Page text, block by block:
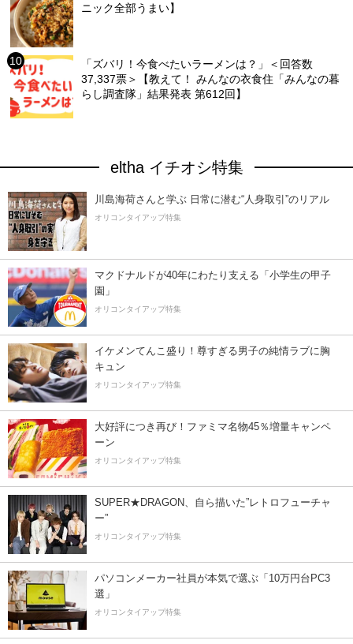
ニック全部うまい】
「ズバリ！今食べたいラーメンは？」＜回答数
37,337票＞【教えて！ みんなの衣食住「みんなの暮
らし調査隊」結果発表 第612回】
eltha イチオシ特集
川島海荷さんと学ぶ 日常に潜む“人身取引”のリアル
オリコンタイアップ特集
マクドナルドが40年にわたり支える「小学生の甲子
園」
オリコンタイアップ特集
イケメンてんこ盛り！尊すぎる男子の純情ラブに胸
キュン
オリコンタイアップ特集
大好評につき再び！ファミマ名物45％増量キャンペ
ーン
オリコンタイアップ特集
SUPER★DRAGON、自ら描いた”レトロフューチャ
ー”
オリコンタイアップ特集
パソコンメーカー社員が本気で選ぶ「10万円台PC3
選」
オリコンタイアップ特集